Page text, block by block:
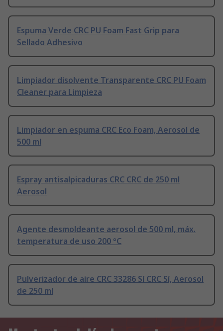
Espuma Verde CRC PU Foam Fast Grip para
Sellado Adhesivo
Limpiador disolvente Transparente CRC PU Foam
Cleaner para Limpieza
Limpiador en espuma CRC Eco Foam, Aerosol de
500 ml
Espray antisalpicaduras CRC CRC de 250 ml
Aerosol
Agente desmoldeante aerosol de 500 ml, máx.
temperatura de uso 200 °C
Pulverizador de aire CRC 33286 Sí CRC Sí, Aerosol
de 250 ml